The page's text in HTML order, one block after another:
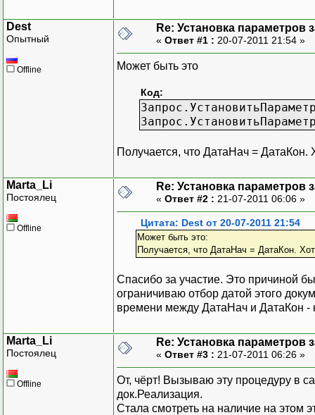
Результат =
КонецЕсли;
КонецПроцедуры
Dest
Опытный
Offline
Re: Установка параметров
« Ответ #1 : 20-07-2011 21:54 »
Может быть это
Код:
Получается, что ДатаНач = ДатаКон.
Marta_Li
Постоялец
Offline
Re: Установка параметров
« Ответ #2 : 21-07-2011 06:06 »
Цитата: Dest от 20-07-2011 21:54
Может быть это:
Получается, что ДатаНач = ДатаКон.
Спасибо за участие. Это причиной
ограничиваю отбор датой этого
времени между ДатаНач и ДатаКон -
Marta_Li
Постоялец
Offline
Re: Установка параметров
« Ответ #3 : 21-07-2011 06:26 »
От, чёрт! Вызываю эту процедуру в
док.Реализация.
Стала смотреть на наличие на этом